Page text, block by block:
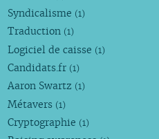
Syndicalisme (1)
Traduction (1)
Logiciel de caisse (1)
Candidats.fr (1)
Aaron Swartz (1)
Métavers (1)
Cryptographie (1)